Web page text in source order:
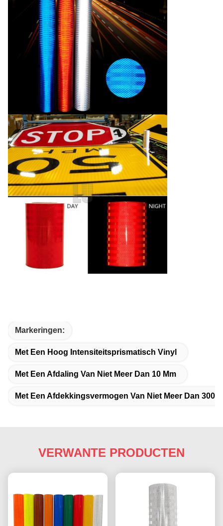
Markeringen:
Met Een Hoog Intensiteitsprismatisch Vinyl
Met Een Afdaling Van Niet Meer Dan 10 Mm
Met Een Afdekkingsvermogen Van Niet Meer Dan 300
VERWANTE PRODUCTEN